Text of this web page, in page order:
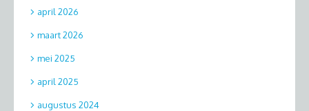
april 2026
maart 2026
mei 2025
april 2025
augustus 2024